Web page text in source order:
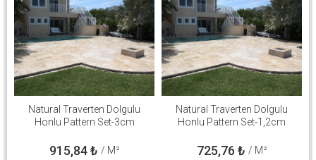
Natural Traverten Dolgulu
Honlu Pattern Set-3cm
915,84₺ / M²
Natural Traverten Dolgulu
Honlu Pattern Set-1,2cm
725,76 ₺ / M²